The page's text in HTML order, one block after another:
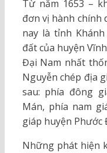
Từ năm 1653 –
đơn vị hành chính
nay là tỉnh
đất của huyện
Đại Nam nhất
Nguyễn chép địa
sau: phía đông
Mán, phía nam
giáp huyện Phước
Những phát hiện